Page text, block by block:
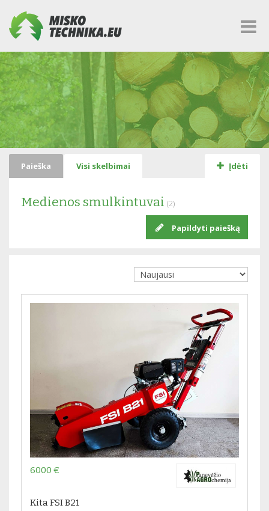
Paieška Visi skelbimai Įdėti
Medienos smulkintuvai (2)
Papildyti paiešką
6000 €
Kita FSI B21